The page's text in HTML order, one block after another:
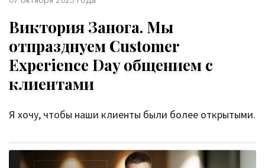
Виктория Занога. Мы
отпразднуем Customer
Experience Day общением с
клиентами
Я хочу, чтобы наши клиенты были более открытыми.